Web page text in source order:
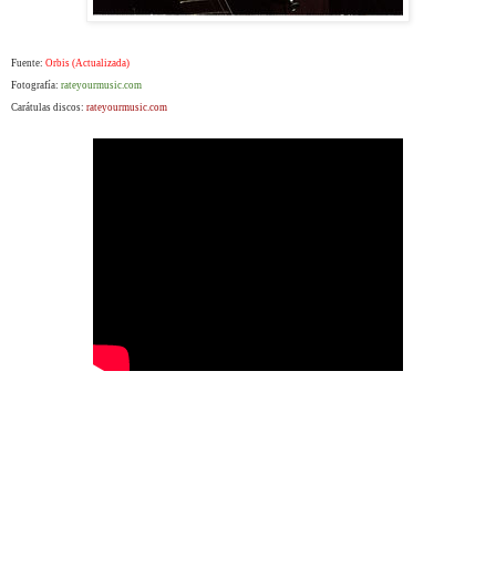
Fuente: Orbis (Actualizada)
Fotografía: rateyourmusic.com
Carátulas discos: rateyourmusic.com